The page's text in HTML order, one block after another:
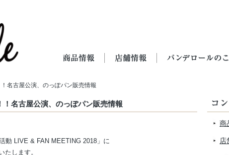
名古屋公演、のっぽパン販売情報
！名古屋公演、のっぽパン販売情報
動 LIVE & FAN MEETING 2018」に
たします。
商
店